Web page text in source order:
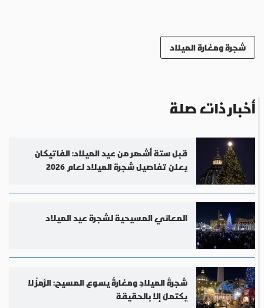
شجرة ومغارة الميلاد
أخبار ذات صلة
قبل ستة أشهر من عيد الميلاد: الفاتيكان
يعلن تفاصيل شجرة الميلاد لعام 2026
المعاني المسيحية لشجرة عيد الميلاد
شجرةُ الميلادِ ومغارةُ يسوع المسيح: الرَّمزُ لا
يكتملُ إلا بالحقيقة